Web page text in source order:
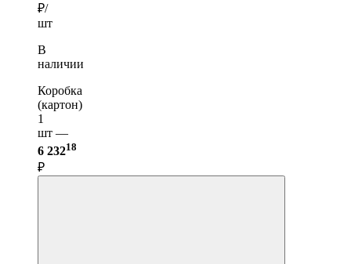
₽/
шт
В
наличии
Коробка
(картон)
1
шт —
6 23218
₽